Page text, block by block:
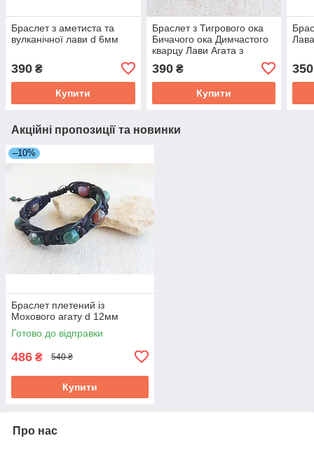
Браслет з аметиста та
вулканічної лави d 6мм
390 ₴
Купити
Браслет з Тигрового ока
Бичачого ока Димчастого
кварцу Лави Агата з
390₴
Купити
350
Акційні пропозиції та новинки
–10%
Браслет плетений із
Мохового агату d 12мм
Готово до відправки
486 ₴ 540 ₴
Купити
Про нас